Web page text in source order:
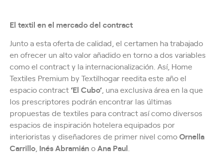
El textil en el mercado del contract
Junto a esta oferta de calidad, el certamen ha trabajado
en ofrecer un alto valor añadido en torno a dos variables
como el contract y la internacionalización. Así, Home
Textiles Premium by Textilhogar reedita este año el
espacio contract ‘El Cubo’ , una exclusiva área en la que
los prescriptores podrán encontrar las últimas
propuestas de textiles para contract así como diversos
espacios de inspiración hotelera equipados por
interioristas y diseñadores de primer nivel comoOrnella
Carrillo Inés AbramiánoAna Paul